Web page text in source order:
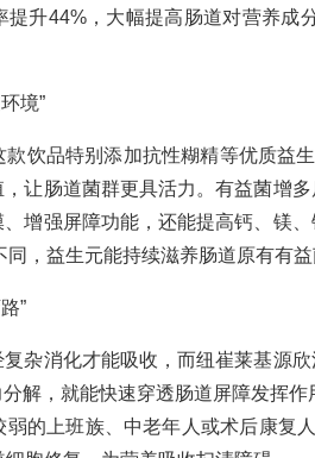
升44%，大幅提高肠道对营养成
境”
款饮品特别添加抗性糊精等优质益
让肠道菌群更具活力。有益菌增
增强屏障功能，还能提高钙、镁
，益生元能持续滋养肠道原有有
”
杂消化才能吸收，而纽崔莱基源
解，就能快速穿透肠道屏障发挥
的上班族、中老年人或术后康复